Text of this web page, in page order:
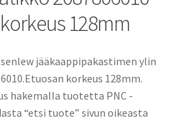
128mm
jääkaappipakastimen ylin
korkeus 128mm.
hakemalla tuotetta PNC -
“etsi tuote” sivun oikeasta